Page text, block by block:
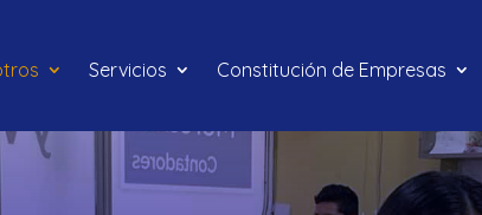
Servicios Constitución de Empresas